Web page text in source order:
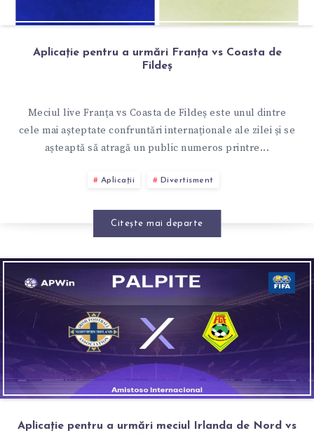
Aplicație pentru a urmări Franța vs Coasta de
Fildeș
Meciul live Franța vs Coasta de Fildeș este unul dintre
cele mai așteptate confruntări internaționale ale zilei și se
așteaptă să atragă un public numeros printre...
Aplicații Divertisment
Citește mai departe
Aplicație pentru a urmări meciul Irlanda de Nord vs